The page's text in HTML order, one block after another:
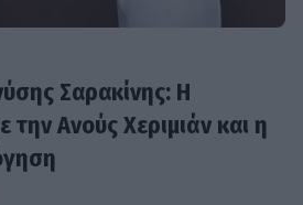
Σαρακίνης: Η
Ανούς Χεριμιάν και η